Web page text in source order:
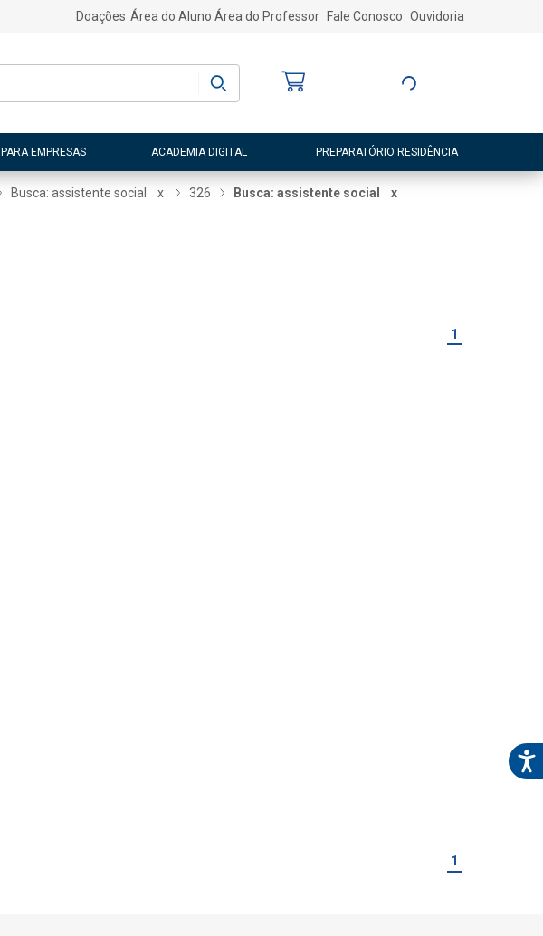
Doações Área do Aluno Área do Professor Fale Conosco Ouvidoria
Entre ou Cadastre-
PARA EMPRESAS ACADEMIA DIGITAL PREPARATÓRIO RESIDÊNCIA
Busca: assistente social x 326 Busca: assistente social x
1
1